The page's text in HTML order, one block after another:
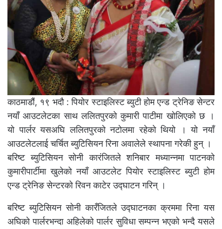
काठमाडौं, १९ भदौ : पियोर स्टाइलिस्ट ब्युटी होम एन्ड ट्रेनिङ सेन्टर
नयाँ आउटलेटका साथ ललितपुरको कुमारी पाटीमा खोलिएको छ ।
यो पार्लर यसअघि ललितपुरको नटोलमा रहेको थियो । यो नयाँ
आउटलेटलाई चर्चित ब्युटिसियन रिना अवालेले स्थापना गरेकी हुन् ।
बरिष्ट ब्युटिसियन सोनी कारंजितले शनिबार मध्यान्नमा पाटनको
कुमारीपार्टीमा खुलेको नयाँ आउटलेट पियोर स्टाइलिस्ट ब्युटी होम
एन्ड ट्रेनिङ सेन्टरको रिवन काटेर उद्घाटन गरिन् ।
बरिष्ट ब्युटिसियन सोनी कारँजितले उद्घाटनका क्रममा रिना यस
अघिको पार्लरभन्दा अहिलेको पार्लर सुविधा सम्पन्न भएको भन्दै यसले